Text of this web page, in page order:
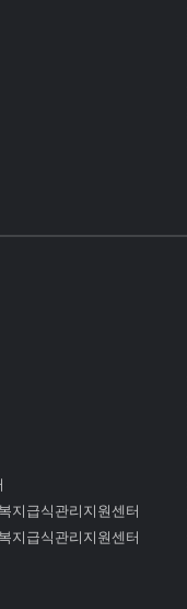
지급식관리지원센터
지급식관리지원센터